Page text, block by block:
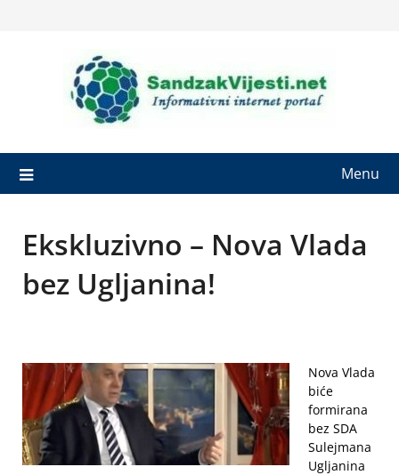
Menu
Ekskluzivno – Nova Vlada
bez Ugljanina!
Nova Vlada
biće
formirana
bez SDA
Sulejmana
Ugljanina